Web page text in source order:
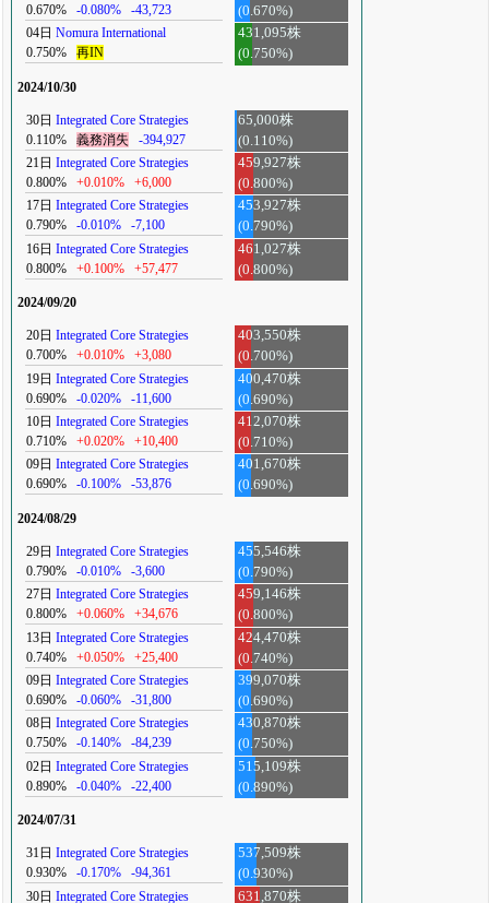
0.670%
-0.080% -43,723
(0.670%)
04日 Nomura International
0.750%
再IN
431,095株
(0.750%)
2024/10/30
30日 Integrated Core Strategies
0.110%
義務消失 -394,927
65,000株
(0.110%)
21日 Integrated Core Strategies
0.800%
+0.010% +6,000
459,927株
(0.800%)
17日 Integrated Core Strategies
0.790%
-0.010% -7,100
453,927株
(0.790%)
16日 Integrated Core Strategies
0.800%
+0.100% +57,477
461,027株
(0.800%)
2024/09/20
20日 Integrated Core Strategies
0.700%
+0.010% +3,080
403,550株
(0.700%)
19日 Integrated Core Strategies
0.690%
-0.020% -11,600
400,470株
(0.690%)
10日 Integrated Core Strategies
0.710%
+0.020% +10,400
412,070株
(0.710%)
09日 Integrated Core Strategies
0.690%
-0.100% -53,876
401,670株
(0.690%)
2024/08/29
29日 Integrated Core Strategies
0.790%
-0.010% -3,600
455,546株
(0.790%)
27日 Integrated Core Strategies
0.800%
+0.060% +34,676
459,146株
(0.800%)
13日 Integrated Core Strategies
0.740%
+0.050% +25,400
424,470株
(0.740%)
09日 Integrated Core Strategies
0.690%
-0.060% -31,800
399,070株
(0.690%)
08日 Integrated Core Strategies
0.750%
-0.140% -84,239
430,870株
(0.750%)
02日 Integrated Core Strategies
0.890%
-0.040% -22,400
515,109株
(0.890%)
2024/07/31
31日 Integrated Core Strategies
0.930%
-0.170% -94,361
537,509株
(0.930%)
30日 Integrated Core Strategies
631,870株